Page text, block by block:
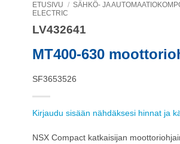
ETUSIVU / SÄHKÖ- JA
ELECTRIC
LV432641
MT400-630
SF3653526
Kirjaudu sisään nähdäksesi hinnat ja
NSX Compact katkaisijan